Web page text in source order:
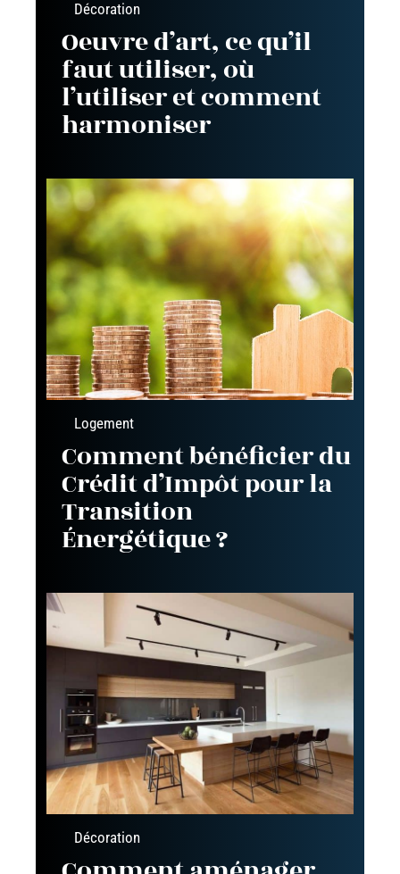
Décoration
Oeuvre d’art, ce qu’il
faut utiliser, où
l’utiliser et comment
harmoniser
Logement
Comment bénéficier du
Crédit d’Impôt pour la
Transition
Énergétique ?
Décoration